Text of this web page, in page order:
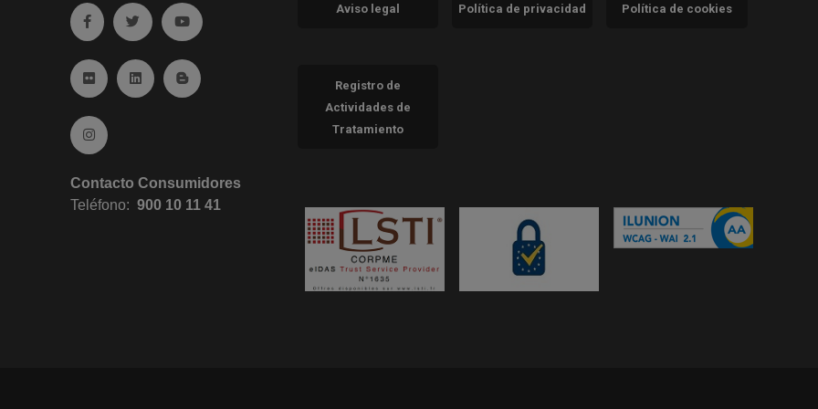
Ir a facebook (abre en ventana nueva)
Ir a twitter (abre en ventana nueva)
Ir a YouTube (abre en ventana nueva)
Ir a Flickr (abre en ventana nueva)
Ir a Linkedin (abre en ventana nueva)
Ir al Blog (abre en ventana nueva)
Ir a Instagram (abre en ventana nueva)
Contacto Consumidores
Teléfono:900 10 11 41
Aviso legal Política de privacidad Política de cookies
Registro de
Actividades de
Tratamiento